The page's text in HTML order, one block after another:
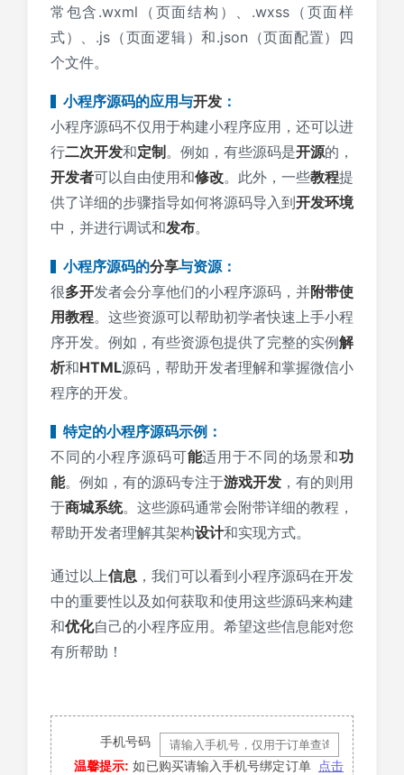
常包含.wxml（页面结构）、.wxss（页面样
式）、.js（页面逻辑）和.json（页面配置）四
个文件。
小程序源码的应用与开发 ：
小程序源码不仅用于构建小程序应用，还可以进
行二次开发和定制 。例如，有些源码是开源的，
开发者可以自由使用和修改。此外，一些教程提
供了详细的步骤指导如何将源码导入到开发环境
中，并进行调试和发布。
小程序源码的分享与资源：
很多开发者会分享他们的小程序源码，并附带使
用教程。这些资源可以帮助初学者快速上手小程
序开发。例如，有些资源包提供了完整的实例解
析和HTML源码，帮助开发者理解和掌握微信小
程序的开发。
特定的小程序源码示例：
不同的小程序源码可能适用于不同的场景和功
能。例如，有的源码专注于游戏开发 ，有的则用
于商城系统。这些源码通常会附带详细的教程，
帮助开发者理解其架构设计和实现方式。
通过以上信息 ，我们可以看到小程序源码在开发
中的重要性以及如何获取和使用这些源码来构建
和优化自己的小程序应用。希望这些信息能对您
有所帮助！
手机号码
温馨提示: 如已购买请输入手机号绑定订单
点击